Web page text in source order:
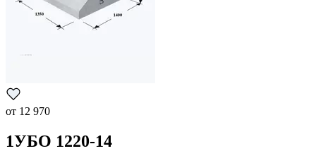
от 12 970
1УБО 1220-14